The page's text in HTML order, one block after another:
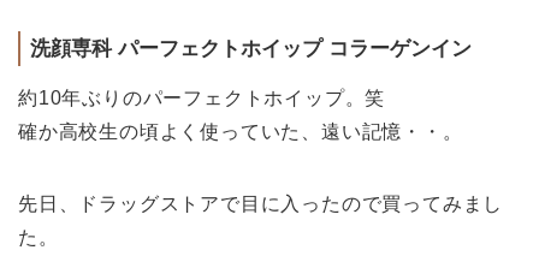
洗顔専科 パーフェクトホイップ コラーゲンイン
約10年ぶりのパーフェクトホイップ。笑
確か高校生の頃よく使っていた、遠い記憶・・。
先日、ドラッグストアで目に入ったので買ってみまし
た。